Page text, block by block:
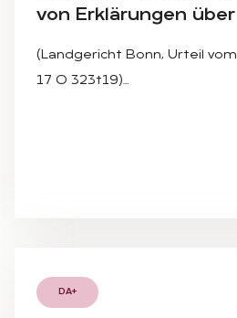
von Er­klä­run­gen über
(Landgericht Bonn, Urteil
17 O 323t19)…
DA+